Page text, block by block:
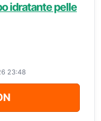
idratante pelle
23:48